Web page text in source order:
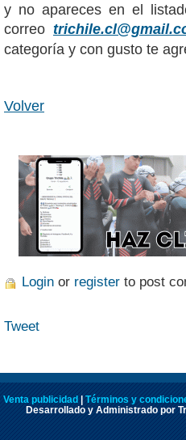
y no apareces en el
correo
categoría y con gusto te
Volver
Login or register to post
Tweet
Venta publicidad | Términos y
Desarrollado y Administrado por